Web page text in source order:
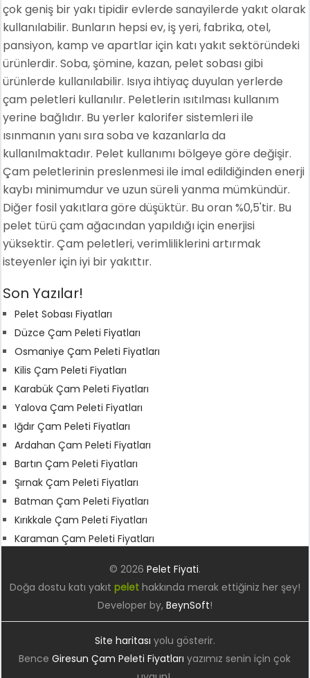
çok geniş bir yakı tipidir evlerde sanayilerde yakıt olarak
kullanılabilir. Bunların hepsi ev, iş yeri, fabrika, otel,
pansiyon, kamp ve apartlar için katı yakıt sektöründeki
ürünlerdir. Soba, şömine, kazan, pelet sobası gibi
ürünlerde kullanılabilir. Isıya ihtiyaç duyulan yerlerde
çam peletleri kullanılır. Peletlerin ısıtılması kullanım
yerine bağlıdır. Bu yerler kalorifer sistemleri ile
ısınmanın yanı sıra soba ve kazanlarla da
kullanılmaktadır. Pelet kullanımı bölgeye göre değişir.
Çam peletlerinin preslenmesi ile imal edildiğinden enerji
kaybı minimumdur ve uzun süreli yanma mümkündür.
Diğer fosil yakıtlara göre düşüktür. Bu oran %0,5'tir. Bu
pelet türü çam ağacından yapıldığı için enerjisi
yüksektir. Çam peletleri, verimliliklerini artırmak
isteyenler için iyi bir yakıttır.
Son Yazılar!
Pelet Sobası Fiyatları
Düzce Çam Peleti Fiyatları
Osmaniye Çam Peleti Fiyatları
Kilis Çam Peleti Fiyatları
Karabük Çam Peleti Fiyatları
Yalova Çam Peleti Fiyatları
Iğdır Çam Peleti Fiyatları
Ardahan Çam Peleti Fiyatları
Bartın Çam Peleti Fiyatları
Şırnak Çam Peleti Fiyatları
Batman Çam Peleti Fiyatları
Kırıkkale Çam Peleti Fiyatları
Karaman Çam Peleti Fiyatları
© 2026 Pelet Fiyati.
Doğa dostu katı yakıt pelethakkında merak ettiğiniz her şey!
Developer by, BeynSoft!
Site haritası yolu gösterir.
BenceGiresun Çam Peleti Fiyatları yazımız senin için çok